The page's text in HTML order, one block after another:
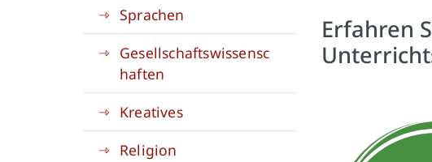
Erfahren
Sprachen
Gesellschaftswissensc
haften
Kreatives
Religion